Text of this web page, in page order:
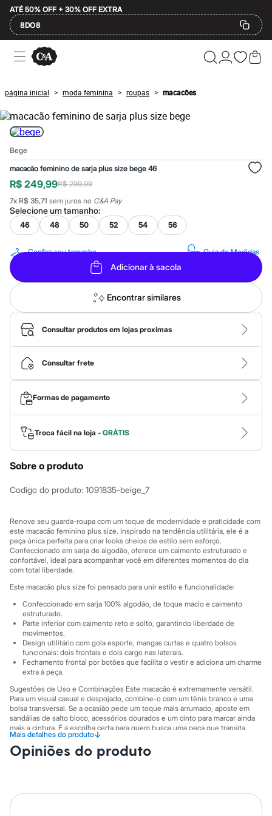
ATÉ 50% OFF + 30% OFF EXTRA
8DO8
Ofertas
Compre por Departamento
Masculino
Infantil
Calçados
Plus Size
2 calçados por R$189
3 lingeries por R$99
3 itens de beleza por R$129
Até 20% off
Até 40% off
Até 60% off
A partir de 60% off
Feminino
Em alta
Alfaiataria
Novidades
Roupas
Blusas e Camisetas
Básicos
Calças
Casacos e Jaquetas
Jeans
Macacões
Saias
Shorts e Bermudas
Vestidos
Acessórios
Bolsas
Bonés e Chapéus
Bijoux
Cintos
Óculos
Relógios
Calçados
Botas
Rasteirinhas
Tênis
Marcas
City
Clock House
Mindset
Yessica
Moda esportiva
Acessórios
Blusas
Calçados
Leggings
Shorts e Bermudas
Tops
Moda íntima
Calcinhas
Cintas e Modeladores
Meias
Pijamas
Sutiãs e Tops
Moda praia
Biquínis
Plus size
página inicial > moda feminina > roupas > macacões
Bege
macacão feminino de sarja plus size bege 46
R$ 249,99R$ 299,99
7x R$ 35,71 sem juros no C&A Pay
Selecione umtamanho:
46 48 50 52 54 56
Confira seu tamanho Guia de Medidas
Adicionar à sacola
Encontrar similares
Consultar produtos em lojas proximas
Consultar frete
Formas de pagamento
Troca fácil na loja - GRÁTIS
Sobre o produto
Codigo do produto: 1091835-beige_7
Renove seu guarda-roupa com um toque de modernidade e praticidade com
este macacão feminino plus size. Inspirado na tendência utilitária, ele é a
peça única perfeita para criar looks cheios de estilo sem esforço.
Confeccionado em sarja de algodão, oferece um caimento estruturado e
confortável, ideal para acompanhar você em diferentes momentos do dia
com total liberdade.
Este macacão plus size foi pensado para unir estilo e funcionalidade:
Confeccionado em sarja 100% algodão, de toque macio e caimento
estruturado.
Parte inferior com caimento reto e solto, garantindo liberdade de
movimentos.
Design utilitário com gola esporte, mangas curtas e quatro bolsos
funcionais: dois frontais e dois cargo nas laterais.
Fechamento frontal por botões que facilita o vestir e adiciona um charme
extra à peça.
Sugestões de Uso e Combinações Este macacão é extremamente versátil.
Para um visual casual e despojado, combine-o com um tênis branco e uma
bolsa transversal. Se a ocasião pede um toque mais arrumado, aposte em
sandálias de salto bloco, acessórios dourados e um cinto para marcar ainda
mais a cintura. É a escolha certa para quem busca uma peça que transita
facilmente entre o trabalho e o lazer.
A gente se encontra na C&A! ❤
Mais detalhes do produto↓
Opiniões do produto